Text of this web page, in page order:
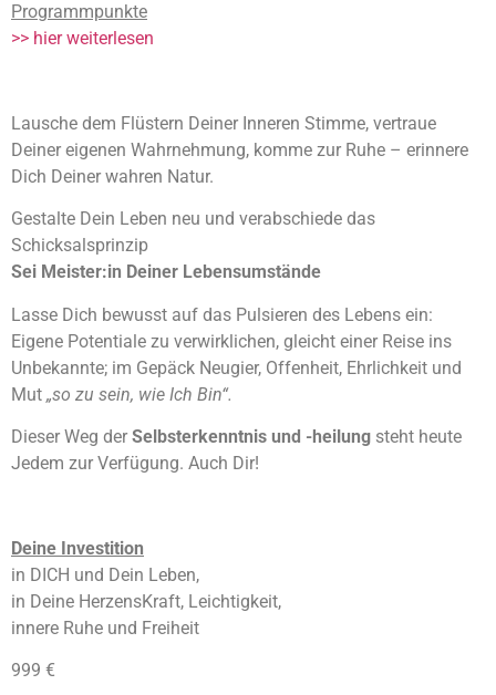
Programmpunkte
>> hier weiterlesen
Lausche dem Flüstern Deiner Inneren Stimme, vertraue
Deiner eigenen Wahrnehmung, komme zur Ruhe – erinnere
Dich Deiner wahren Natur.
Gestalte Dein Leben neu und verabschiede das
Schicksalsprinzip
Sei Meister:in Deiner Lebensumstände
Lasse Dich bewusst auf das Pulsieren des Lebens ein:
Eigene Potentiale zu verwirklichen, gleicht einer Reise ins
Unbekannte; im Gepäck Neugier, Offenheit, Ehrlichkeit und
Mut „so zu sein, wie Ich Bin“.
Dieser Weg der Selbsterkenntnis und -heilung steht heute
Jedem zur Verfügung. Auch Dir!
Deine Investition
in DICH und Dein Leben,
in Deine HerzensKraft, Leichtigkeit,
innere Ruhe und Freiheit
999 €